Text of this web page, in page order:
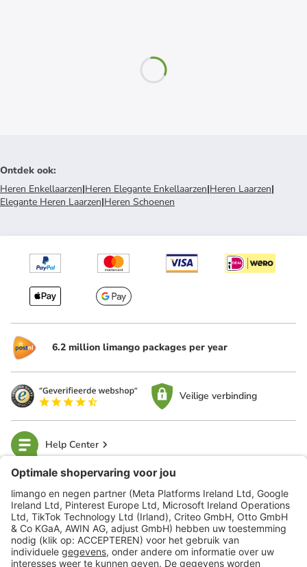
Ontdek ook:
Heren Enkellaarzen|Heren Elegante Enkellaarzen|Heren Laarzen|
Elegante Heren Laarzen|Heren Schoenen
6.2 million limango packages per year
Veilige verbinding
Help Center
limango
Veilig winkelen
Klantenservice